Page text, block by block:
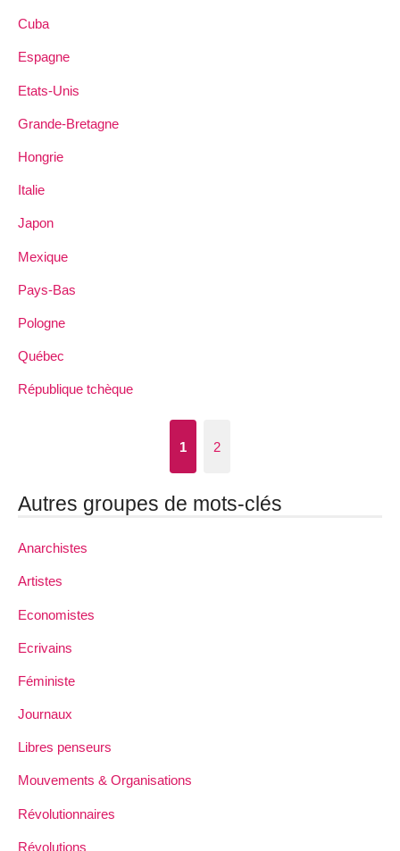
Cuba
Espagne
Etats-Unis
Grande-Bretagne
Hongrie
Italie
Japon
Mexique
Pays-Bas
Pologne
Québec
République tchèque
1 2
Autres groupes de mots-clés
Anarchistes
Artistes
Economistes
Ecrivains
Féministe
Journaux
Libres penseurs
Mouvements & Organisations
Révolutionnaires
Révolutions